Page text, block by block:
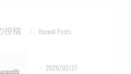
投稿 Recent Posts
2026/02/27